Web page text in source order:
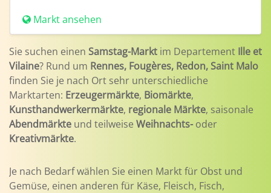
Markt ansehen
Sie suchen einen Samstag-Markt im Departement Ille et
Vilaine? Rund um Rennes, Fougères, Redon, Saint Malo
finden Sie je nach Ort sehr unterschiedliche
Marktarten: Erzeugermärkte, Biomärkte,
Kunsthandwerkermärkte, regionale Märkte, saisonale
Abendmärkte und teilweise Weihnachts- oder
Kreativmärkte.
Je nach Bedarf wählen Sie einen Markt für Obst und
Gemüse, einen anderen für Käse, Fleisch, Fisch,